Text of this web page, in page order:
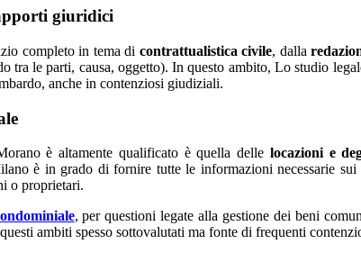
giuridici
completo in tema di contrattualistica civile, dalla
tra le parti, causa, oggetto). In questo ambito, Lo studio
anche in contenziosi giudiziali.
è altamente qualificato è quella delle locazioni e
è in grado di fornire tutte le informazioni necessarie sui
o proprietari.
, per questioni legate alla gestione dei beni
ambiti spesso sottovalutati ma fonte di frequenti